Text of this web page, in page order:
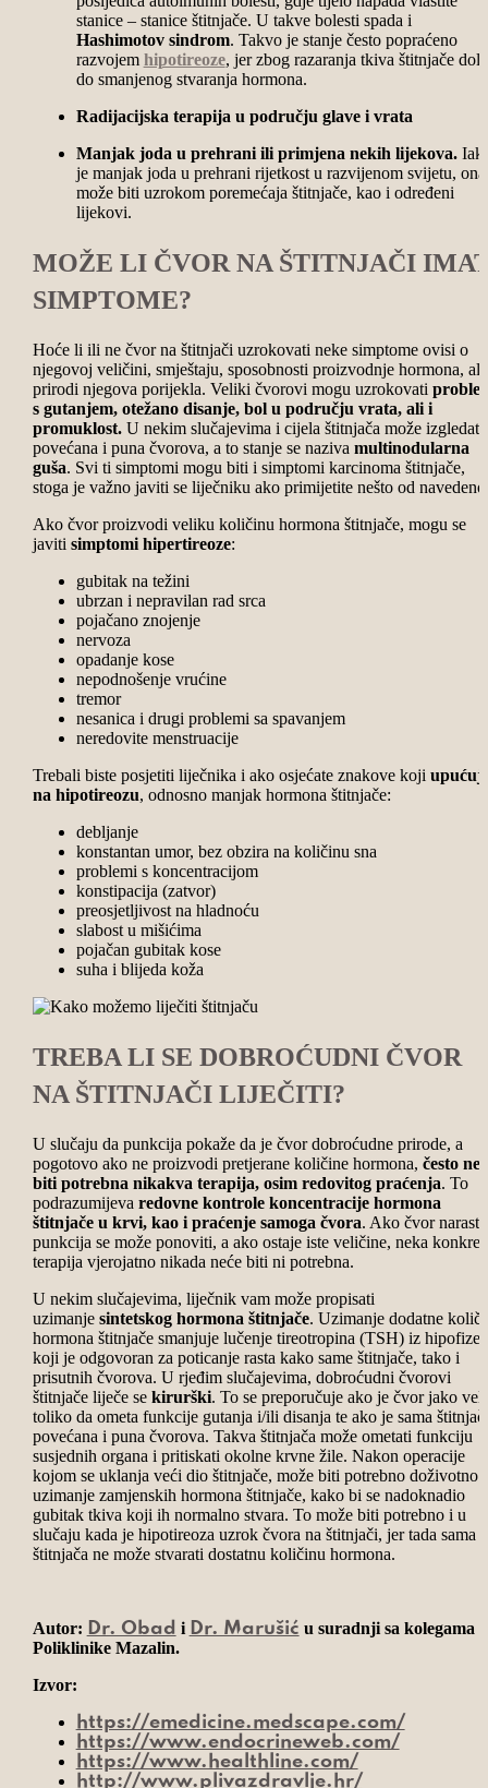
stanice – stanice štitnjače. U takve bolesti spada i
Hashimotov sindrom. Takvo je stanje često popraćeno
razvojem hipotireoze, jer zbog razaranja tkiva štitnjače
do smanjenog stvaranja hormona.
Radijacijska terapija u području glave i vrata
Manjak joda u prehrani ili primjena nekih lijekova.
je manjak joda u prehrani rijetkost u razvijenom svijetu, ona
može biti uzrokom poremećaja štitnjače, kao i određeni
lijekovi.
MOŽE LI ČVOR NA ŠTITNJAČI
SIMPTOME?
Hoće li ili ne čvor na štitnjači uzrokovati neke simptome ovisi o
njegovoj veličini, smještaju, sposobnosti proizvodnje hormona, ali
prirodi njegova porijekla. Veliki čvorovi mogu uzrokovati
s gutanjem, otežano disanje, bol u području vrata, ali i
promuklost.U nekim slučajevima i cijela štitnjača može izgledati
povećana i puna čvorova, a to stanje se naziva multinodularna
guša. Svi ti simptomi mogu biti i simptomi karcinoma štitnjače,
stoga je važno javiti se liječniku ako primijetite nešto od
Ako čvor proizvodi veliku količinu hormona štitnjače, mogu se
javiti simptomi hipertireoze:
gubitak na težini
ubrzan i nepravilan rad srca
pojačano znojenje
nervoza
opadanje kose
nepodnošenje vrućine
tremor
nesanica i drugi problemi sa spavanjem
neredovite menstruacije
Trebali biste posjetiti liječnika i ako osjećate znakove koji
na hipotireozu, odnosno manjak hormona štitnjače:
debljanje
konstantan umor, bez obzira na količinu sna
problemi s koncentracijom
konstipacija (zatvor)
preosjetljivost na hladnoću
slabost u mišićima
pojačan gubitak kose
suha i blijeda koža
TREBA LI SE DOBROĆUDNI ČVOR
NA ŠTITNJAČI LIJEČITI?
U slučaju da punkcija pokaže da je čvor dobroćudne prirode, a
pogotovo ako ne proizvodi pretjerane količine hormona, često
biti potrebna nikakva terapija, osim redovitog praćenja. To
podrazumijeva redovne kontrole koncentracije hormona
štitnjače u krvi, kao i praćenje samoga čvora. Ako čvor
punkcija se može ponoviti, a ako ostaje iste veličine, neka
terapija vjerojatno nikada neće biti ni potrebna.
U nekim slučajevima, liječnik vam može propisati
uzimanjesintetskog hormona štitnjače. Uzimanje dodatne
hormona štitnjače smanjuje lučenje tireotropina (TSH) iz hipofize,
koji je odgovoran za poticanje rasta kako same štitnjače, tako i
prisutnih čvorova. U rjeđim slučajevima, dobroćudni čvorovi
štitnjače liječe se kirurški. To se preporučuje ako je čvor jako
toliko da ometa funkcije gutanja i/ili disanja te ako je sama
povećana i puna čvorova. Takva štitnjača može ometati funkciju
susjednih organa i pritiskati okolne krvne žile. Nakon operacije
kojom se uklanja veći dio štitnjače, može biti potrebno doživotno
uzimanje zamjenskih hormona štitnjače, kako bi se nadoknadio
gubitak tkiva koji ih normalno stvara. To može biti potrebno i u
slučaju kada je hipotireoza uzrok čvora na štitnjači, jer tada sama
štitnjača ne može stvarati dostatnu količinu hormona.
Autor: Dr. Obad i Dr. Marušić u suradnji sa kolegama
Poliklinike Mazalin.
Izvor:
https://emedicine.medscape.com/
https://www.endocrineweb.com/
https://www.healthline.com/
http://www.plivazdravlje.hr/